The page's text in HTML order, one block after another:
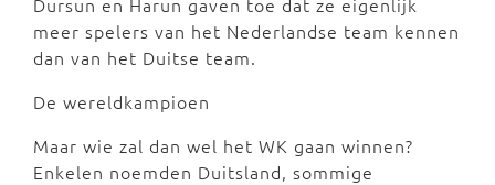
meer spelers van het Nederlandse team kennen
dan van het Duitse team.
De wereldkampioen
Maar wie zal dan wel het WK gaan winnen?
Enkelen noemden Duitsland, sommige